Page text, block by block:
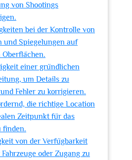
von Shootings
bei der Kontrolle von
und Spiegelungen auf
Oberflächen.
einer gründlichen
um Details zu
Fehler zu korrigieren.
die richtige Location
Zeitpunkt für das
finden.
von der Verfügbarkeit
oder Zugang zu